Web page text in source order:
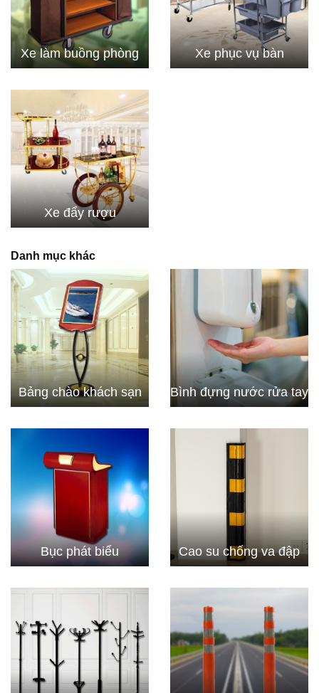
Xe làm buồng phòng Xe phục vụ bàn
Xe đẩy rượu
Danh mục khác
Bảng chào khách sạn Bình đựng nước rửa tay
Bục phát biểu Cao su chống va đập